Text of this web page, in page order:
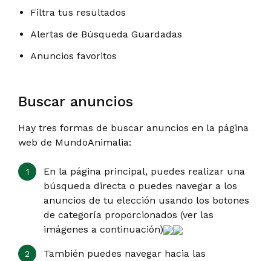
Filtra tus resultados
Alertas de Búsqueda Guardadas
Anuncios favoritos
Buscar anuncios
Hay tres formas de buscar anuncios en la página
web de MundoAnimalia:
En la página principal, puedes realizar una
búsqueda directa o puedes navegar a los
anuncios de tu elección usando los botones
de categoría proporcionados (ver las
imágenes a continuación)
También puedes navegar hacia las